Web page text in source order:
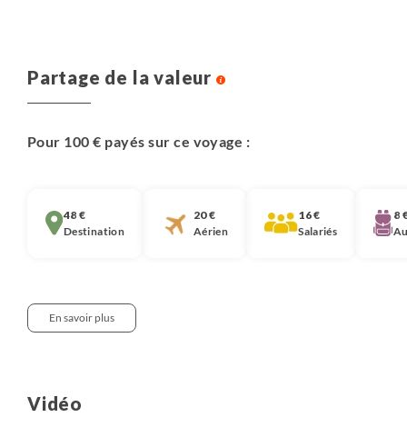
Partage de la valeur
Pour 100 € payés sur ce voyage :
48 €
Destination
20 €
Aérien
16 €
Salariés
8
Nous pensons qu’il est important que chaque
En savoir plus
Vidéo